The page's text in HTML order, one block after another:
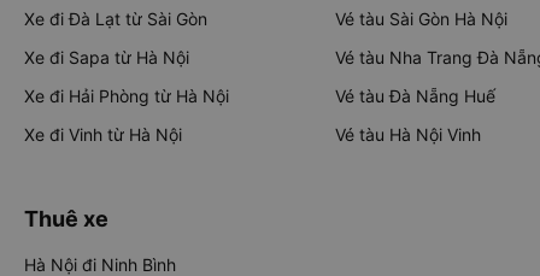
Xe đi Đà Lạt từ Sài Gòn
Xe đi Sapa từ Hà Nội
Xe đi Hải Phòng từ Hà Nội
Xe đi Vinh từ Hà Nội
Vé tàu Sài Gòn Hà Nội
Vé tàu Nha Trang Đà
Vé tàu Đà Nẵng Huế
Vé tàu Hà Nội Vinh
Thuê xe
Hà Nội đi Ninh Bình